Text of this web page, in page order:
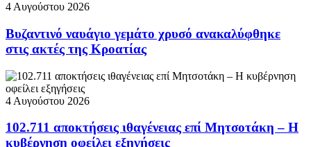
4 Αυγούστου 2026
Βυζαντινό ναυάγιο γεμάτο χρυσό ανακαλύφθηκε
στις ακτές της Κροατίας
4 Αυγούστου 2026
102.711 αποκτήσεις ιθαγένειας επί Μητσοτάκη – Η
κυβέρνηση οφείλει εξηγήσεις